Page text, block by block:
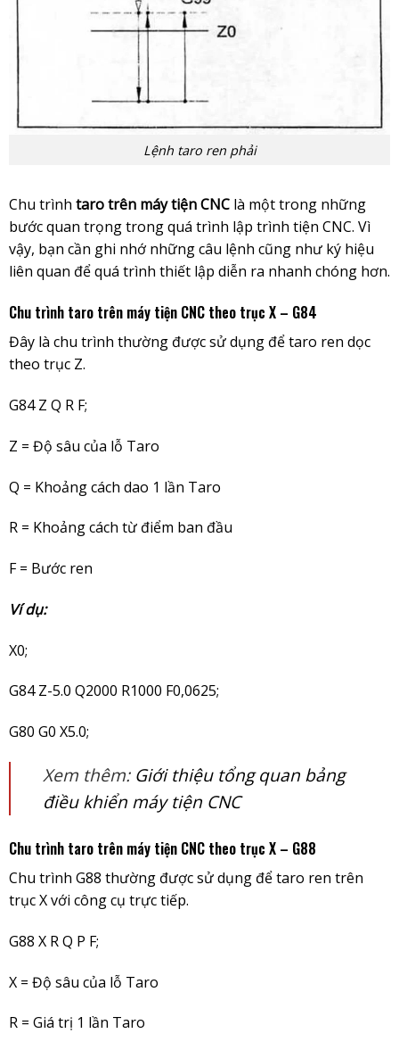
Lệnh taro ren phải
Chu trình taro trên máy tiện CNClà một trong những
bước quan trọng trong quá trình lập trình tiện CNC. Vì
vậy, bạn cần ghi nhớ những câu lệnh cũng như ký hiệu
liên quan để quá trình thiết lập diễn ra nhanh chóng hơn.
Chu trình taro trên máy tiện CNC theo trục X – G84
Đây là chu trình thường được sử dụng để taro ren dọc
theo trục Z.
G84 Z Q R F;
Z = Độ sâu của lỗ Taro
Q = Khoảng cách dao 1 lần Taro
R = Khoảng cách từ điểm ban đầu
F = Bước ren
Ví dụ:
X0;
G84 Z-5.0 Q2000 R1000 F0,0625;
G80 G0 X5.0;
Xem thêm: Giới thiệu tổng quan bảng
điều khiển máy tiện CNC
Chu trình taro trên máy tiện CNC theo trục X – G88
Chu trình G88 thường được sử dụng để taro ren trên
trục X với công cụ trực tiếp.
G88 X R Q P F;
X = Độ sâu của lỗ Taro
R = Giá trị 1 lần Taro